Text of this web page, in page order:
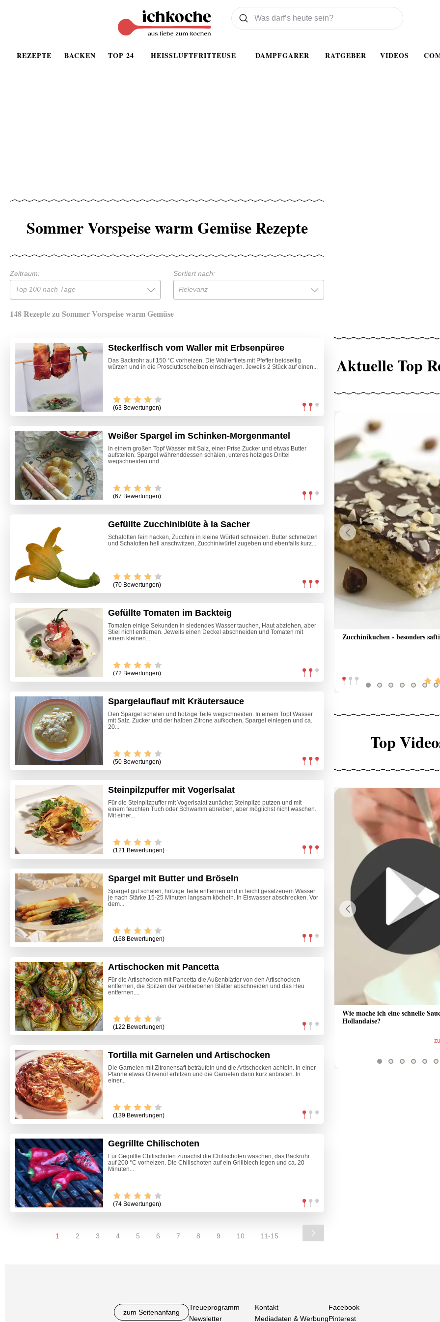
REZEPTE BACKEN TOP 24 HEISSLUFTFRITTEUSE DAMPFGARER RATGEBER VIDEOS
Was wollen Sie suchen
Suchen
Sommer Vorspeise warm Gemüse Rezepte
Zeitraum:
Top 100 nach Tage
Sortiert nach:
Relevanz
148 Rezepte zu Sommer Vorspeise warm Gemüse
Steckerlfisch vom Waller mit Erbsenpüree
Das Backrohr auf 150 °C vorheizen. Die Wallerfilets mit Pfeffer beidseitig
würzen und in die Prosciuttoscheiben einschlagen. Jeweils 2 Stück auf einen...
(63 Bewertungen)
Weißer Spargel im Schinken-Morgenmantel
In einem großen Topf Wasser mit Salz, einer Prise Zucker und etwas Butter
aufstellen. Spargel währenddessen schälen, unteres holziges Drittel
wegschneiden und...
(67 Bewertungen)
Gefüllte Zucchiniblüte à la Sacher
Schalotten fein hacken, Zucchini in kleine Würferl schneiden. Butter schmelzen
und Schalotten hell anschwitzen, Zucchiniwürfel zugeben und ebenfalls kurz...
(70 Bewertungen)
Gefüllte Tomaten im Backteig
Tomaten einige Sekunden in siedendes Wasser tauchen, Haut abziehen, aber
Stiel nicht entfernen. Jeweils einen Deckel abschneiden und Tomaten mit
einem kleinen...
(72 Bewertungen)
Spargelauflauf mit Kräutersauce
Den Spargel schälen und holzige Teile wegschneiden. In einem Topf Wasser
mit Salz, Zucker und der halben Zitrone aufkochen, Spargel einlegen und ca.
20...
(50 Bewertungen)
Steinpilzpuffer mit Vogerlsalat
Für die Steinpilzpuffer mit Vogerlsalat zunächst Steinpilze putzen und mit
einem feuchten Tuch oder Schwamm abreiben, aber möglichst nicht waschen.
Mit einer...
(121 Bewertungen)
Spargel mit Butter und Bröseln
Spargel gut schälen, holzige Teile entfernen und in leicht gesalzenem Wasser
je nach Stärke 15-25 Minuten langsam köcheln. In Eiswasser abschrecken. Vor
dem...
(168 Bewertungen)
Artischocken mit Pancetta
Für die Artischocken mit Pancetta die Außenblätter von den Artischocken
entfernen, die Spitzen der verbliebenen Blätter abschneiden und das Heu
entfernen....
(122 Bewertungen)
Tortilla mit Garnelen und Artischocken
Die Garnelen mit Zitronensaft beträufeln und die Artischocken achteln. In einer
Pfanne etwas Olivenöl erhitzen und die Garnelen darin kurz anbraten. In
einer...
(139 Bewertungen)
Gegrillte Chilischoten
Für Gegrillte Chilischoten zunächst die Chilischoten waschen, das Backrohr
auf 200 °C vorheizen. Die Chilischoten auf ein Grillblech legen und ca. 20
Minuten...
(74 Bewertungen)
1 2 3 4 5 6 7 8 9 10 11-15
Aktuelle Top
Zucchinikuchen - besonders
Steirische Pizza
Previous
Top
Wie mache ich eine schnelle
Hollandaise?
Previous
zum Seitenanfang
Treueprogramm
Newsletter
Kontakt
Mediadaten & Werbung
Facebook
Pinterest